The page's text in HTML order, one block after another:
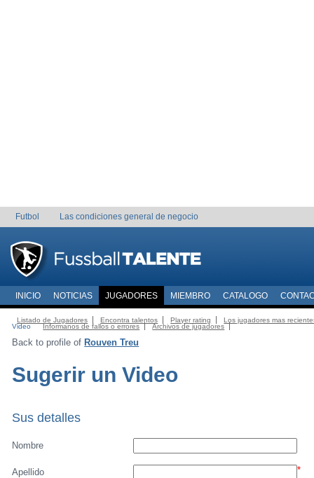
Futbol Las condiciones general de negocio
INICIO NOTICIAS JUGADORES MIEMBRO CATALOGO
Listado de Jugadores Encontra talentos Player rating
Los jugadores mas
Video
Informanos de fallos o errores Archivos de jugadores
Back to profile of Rouven Treu
Sugerir un Video
Sus detalles
Nombre
Apellido *